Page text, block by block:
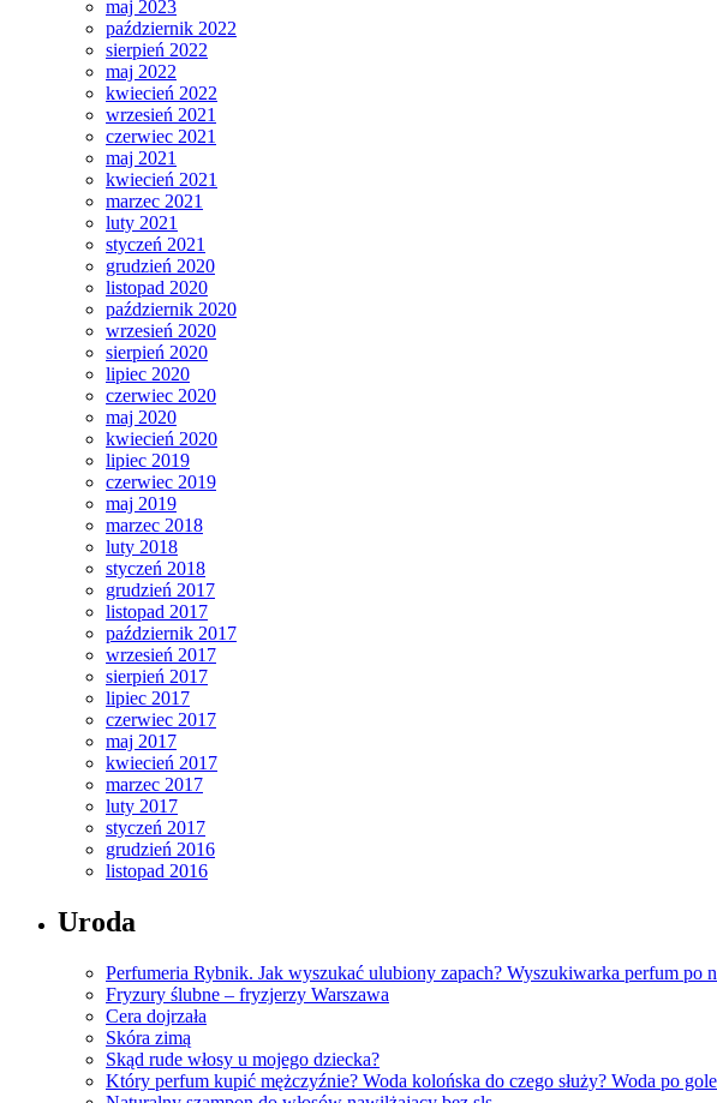
maj 2023
październik 2022
sierpień 2022
maj 2022
kwiecień 2022
wrzesień 2021
czerwiec 2021
maj 2021
kwiecień 2021
marzec 2021
luty 2021
styczeń 2021
grudzień 2020
listopad 2020
październik 2020
wrzesień 2020
sierpień 2020
lipiec 2020
czerwiec 2020
maj 2020
kwiecień 2020
lipiec 2019
czerwiec 2019
maj 2019
marzec 2018
luty 2018
styczeń 2018
grudzień 2017
listopad 2017
październik 2017
wrzesień 2017
sierpień 2017
lipiec 2017
czerwiec 2017
maj 2017
kwiecień 2017
marzec 2017
luty 2017
styczeń 2017
grudzień 2016
listopad 2016
Uroda
Perfumeria Rybnik. Jak wyszukać ulubiony zapach? Wyszukiwarka perfum po
Fryzury ślubne – fryzjerzy Warszawa
Cera dojrzała
Skóra zimą
Skąd rude włosy u mojego dziecka?
Który perfum kupić mężczyźnie? Woda kolońska do czego służy? Woda po